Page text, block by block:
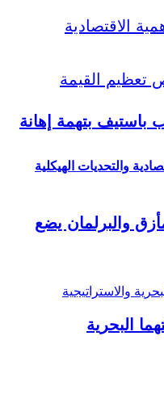
والتحديات الهيكلية
باستيف بتهمة إهانة
والبرلمان يضع
البحرية